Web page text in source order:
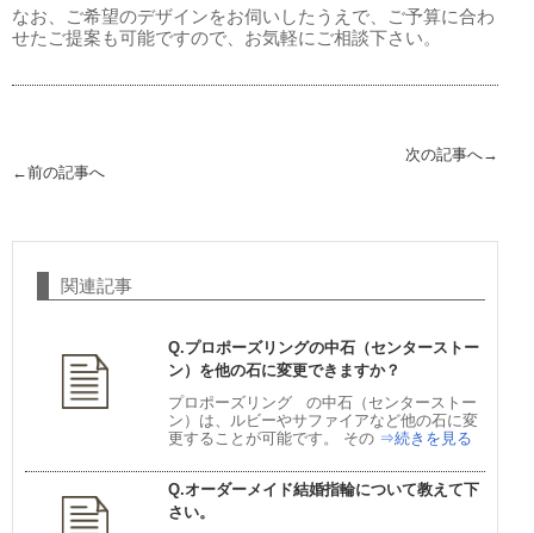
なお、ご希望のデザインをお伺いしたうえで、ご予算に合わ
せたご提案も可能ですので、お気軽にご相談下さい。
←前の記事へ
次の記事へ→
関連記事
Q.プロポーズリングの中石（センターストー
ン）を他の石に変更できますか？
プロポーズリング の中石（センターストー
ン）は、ルビーやサファイアなど他の石に変
更することが可能です。 その ⇒続きを見る
Q.オーダーメイド結婚指輪について教えて下
さい。